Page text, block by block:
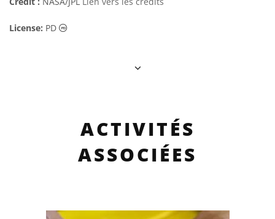
License: PD Domaine Public Icônes
ACTIVITÉS
ASSOCIÉES